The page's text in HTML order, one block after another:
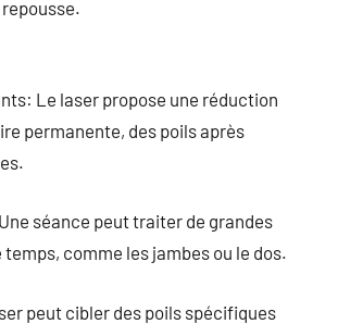
Le laser propose une réduction
permanente, des poils après
séance peut traiter de grandes
temps, comme les jambes ou le dos.
peut cibler des poils spécifiques